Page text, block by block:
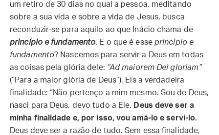
um retiro de 30 dias no qual a pessoa, meditando
sobre a sua vida e sobre a vida de Jesus, busca
reconduzir-se para aquilo ao que Inácio chama de
princípio e fundamento. E o que é esse princípio e
fundamento? Nascemos para servir a Deus em todas
as coisas pela glória dele: “Ad maiorem Dei gloriam”
(“Para a maior glória de Deus”). Eis a verdadeira
finalidade: “Não pertenço a mim mesmo. Sou de Deus,
nasci para Deus, devo tudo a Ele. Deus deve ser a
minha finalidade e, por isso, vou amá-lo e servi-lo.
Deus deve ser a razão de tudo. Sem essa finalidade,